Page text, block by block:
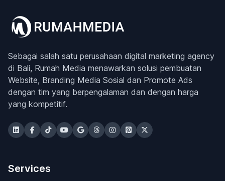
Sebagai salah satu perusahaan digital marketing agency
di Bali, Rumah Media menawarkan solusi pembuatan
Website, Branding Media Sosial dan Promote Ads
dengan tim yang berpengalaman dan dengan harga
yang kompetitif.
Services